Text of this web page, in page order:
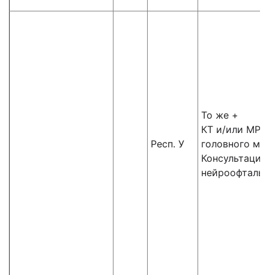
Респ. У
То же +
КТ и/или МРТ
головного
Консультация